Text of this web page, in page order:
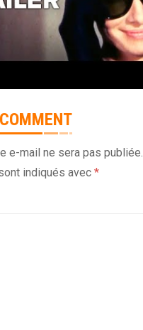
e-mail ne sera pas publiée.
indiqués avec *